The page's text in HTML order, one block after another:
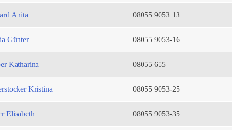
Anita 08055 9053-13
Günter 08055 9053-16
Katharina 08055 655
Kristina 08055 9053-25
Elisabeth 08055 9053-35